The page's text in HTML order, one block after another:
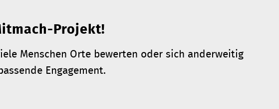
Projekt!
Menschen Orte bewerten oder sich anderweitig
Engagement.